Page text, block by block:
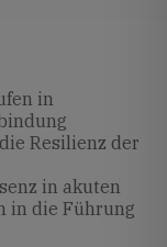
in
Resilienz der
in akuten
in die Führung